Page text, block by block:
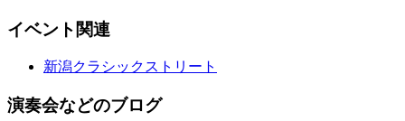
イベント関連
新潟クラシックストリート
演奏会などのブログ